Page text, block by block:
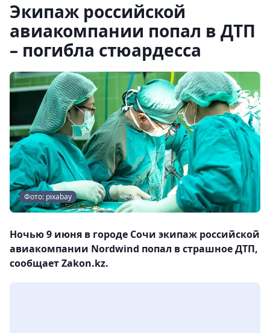
Экипаж российской
авиакомпании попал в ДТП
– погибла стюардесса
Фото: pixabay
Ночью 9 июня в городе Сочи экипаж российской
авиакомпании Nordwind попал в страшное ДТП,
сообщает Zakon.kz.